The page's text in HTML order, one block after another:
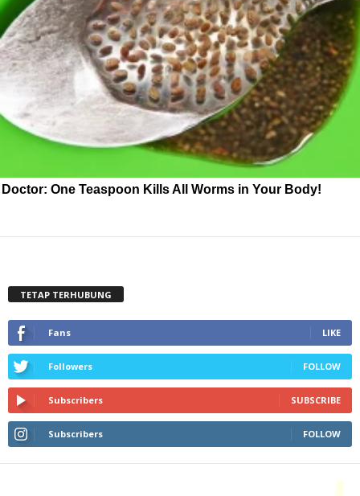
Doctor: One Teaspoon Kills All Worms in Your Body!
TETAP TERHUBUNG
Fans LIKE
Followers FOLLOW
Subscribers SUBSCRIBE
Subscribers FOLLOW